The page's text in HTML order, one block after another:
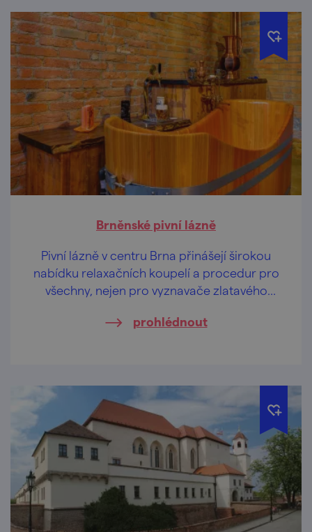
Brněnské pivní lázně
Pivní lázně v centru Brna přinášejí širokou
nabídku relaxačních koupelí a procedur pro
všechny, nejen pro vyznavače zlatavého
prohlédnout